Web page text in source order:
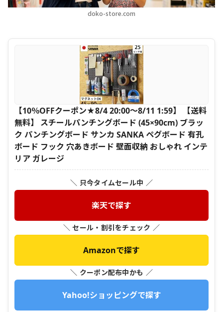
doko-store.com
【10％OFFクーポン★8/4 20:00〜8/11 1:59】 【送料
無料】 スチールパンチングボード (45×90cm) ブラッ
ク パンチングボード サンカ SANKA ペグボード 有孔
ボード フック 穴あきボード 壁面収納 おしゃれ インテ
リア ガレージ
＼ 只今タイムセール中 ／
楽天で探す
＼ セール・割引をチェック ／
Amazonで探す
＼ クーポン配布中かも ／
Yahoo!ショッピングで探す